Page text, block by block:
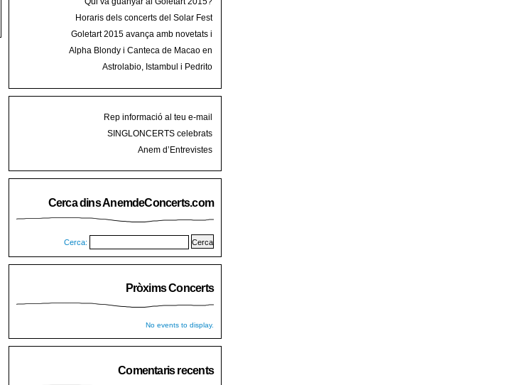
Horaris dels concerts del Solar Fest
2015 a Mallorca
Goletart 2015 avança amb novetats i
encetarà la LI Festa des Vermar amb art
Alpha Blondy i Canteca de Macao en
concert al Mallorca Roots Festival
Astrolabio, Istambul i Pedrito
Rep informació al teu e-mail
SINGLONCERTS celebrats
Anem d’Entrevistes
Cerca dins AnemdeConcerts.com
Cerca:
Pròxims Concerts
No events to display.
Comentaris recents